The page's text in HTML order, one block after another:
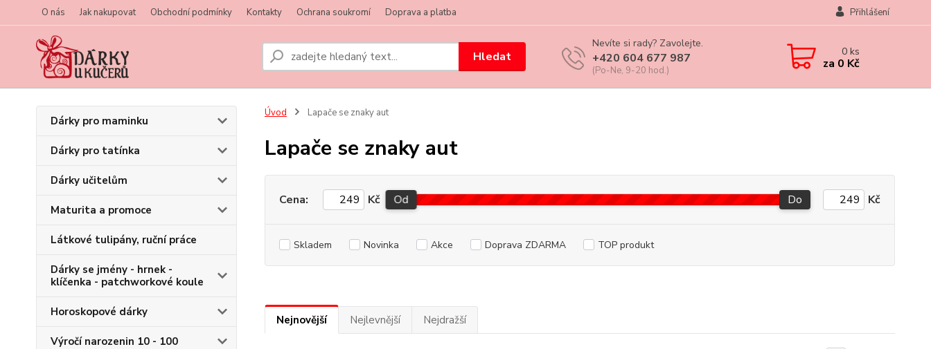
O nás Jak nakupovat Obchodní podmínky Kontakty Ochrana soukromí Doprava a platba Přihlášení
Hledat
Nevíte si rady? Zavolejte.
+420 604 677 987
(Po-Ne, 9-20 hod.)
0ks
za 0 Kč
Dárky pro maminku
Dárky pro tatínka
Dárky učitelům
Maturita a promoce
Látkové tulipány, ruční práce
Dárky se jmény - hrnek -
klíčenka - patchworkové koule
Horoskopové dárky
Výročí narozenin 10 - 100
Úvod Lapače se znaky aut
Lapače se znaky aut
Cena: Kč Od Do Kč
Skladem Novinka Akce Doprava ZDARMA TOP produkt
Nejnovější Nejlevnější Nejdražší